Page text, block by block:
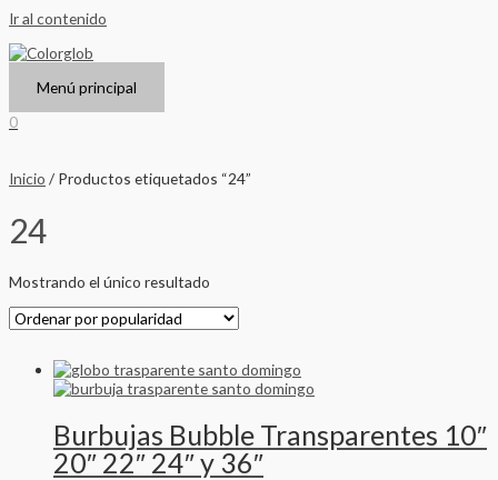
Ir al contenido
Menú principal
0
Inicio / Productos etiquetados “24”
24
Mostrando el único resultado
Burbujas Bubble Transparentes 10″
20″ 22″ 24″ y 36″